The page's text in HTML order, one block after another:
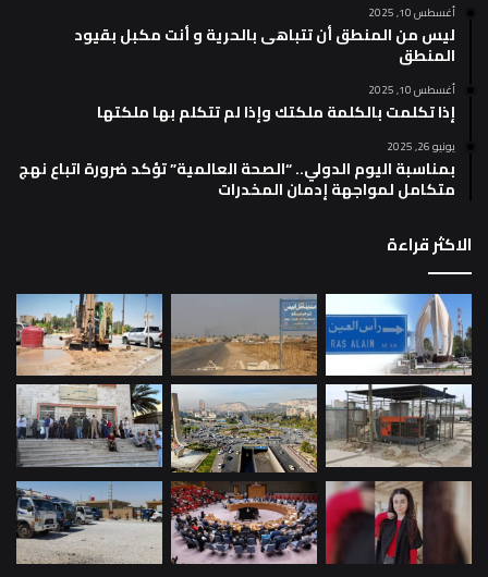
أغسطس 10, 2025
ليس من المنطق أن تتباهى بالحرية و أنت مكبل بقيود
المنطق
أغسطس 10, 2025
إذا تكلمت بالكلمة ملكتك وإذا لم تتكلم بها ملكتها
يونيو 26, 2025
بمناسبة اليوم الدولي.. “الصحة العالمية” تؤكد ضرورة اتباع نهج
متكامل لمواجهة إدمان المخدرات
الاكثر قراءة